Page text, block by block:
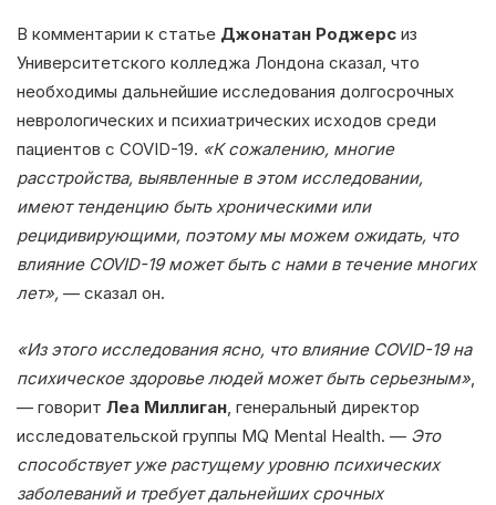
В комментарии к статье Джонатан Роджерс из
Университетского колледжа Лондона сказал, что
необходимы дальнейшие исследования долгосрочных
неврологических и психиатрических исходов среди
пациентов с COVID-19. «К сожалению, многие
расстройства, выявленные в этом исследовании,
имеют тенденцию быть хроническими или
рецидивирующими, поэтому мы можем ожидать, что
влияние COVID-19 может быть с нами в течение многих
лет», — сказал он.
«Из этого исследования ясно, что влияние COVID-19 на
психическое здоровье людей может быть серьезным»
— говорит Леа Миллиган , генеральный директор
исследовательской группы MQ Mental Health. — Это
способствует уже растущему уровню психических
заболеваний и требует дальнейших срочных